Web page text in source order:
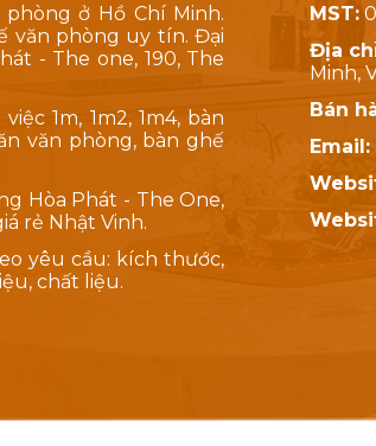
ở Hồ Chí Minh.
văn phòng uy tín. Đại
- The one, 190, The
1m, 1m2, 1m4, bàn
văn phòng, bàn ghế
Hòa Phát - The One,
rẻ Nhật Vinh.
yêu cầu: kích thước,
chất liệu.
MST:
Địa
Minh,
Bán
Email: